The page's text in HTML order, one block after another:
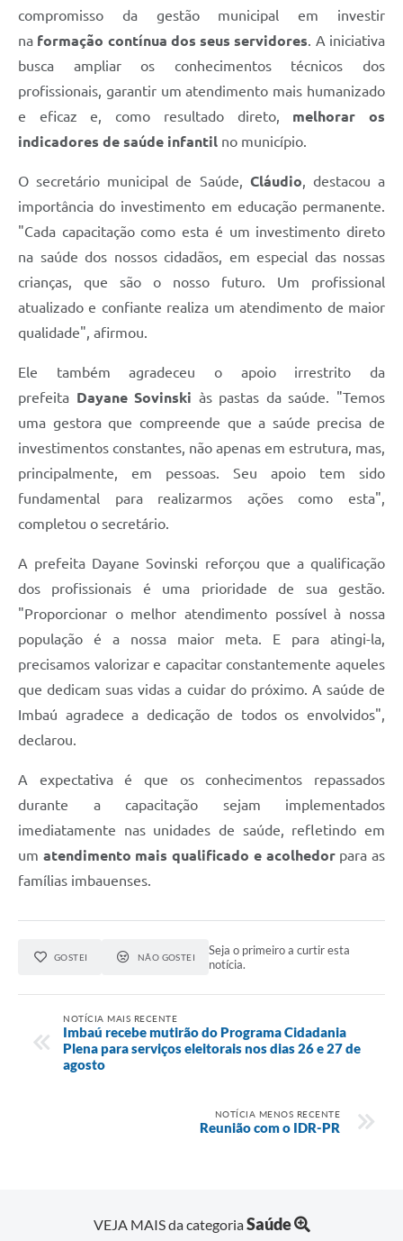
compromisso da gestão municipal em investir
na formação contínua dos seus servidores. A iniciativa
busca ampliar os conhecimentos técnicos dos
profissionais, garantir um atendimento mais humanizado
e eficaz e, como resultado direto, melhorar os
indicadores de saúde infantil no município.
O secretário municipal de Saúde, Cláudio, destacou a
importância do investimento em educação permanente.
"Cada capacitação como esta é um investimento direto
na saúde dos nossos cidadãos, em especial das nossas
crianças, que são o nosso futuro. Um profissional
atualizado e confiante realiza um atendimento de maior
qualidade", afirmou.
Ele também agradeceu o apoio irrestrito da
prefeita Dayane Sovinski às pastas da saúde. "Temos
uma gestora que compreende que a saúde precisa de
investimentos constantes, não apenas em estrutura, mas,
principalmente, em pessoas. Seu apoio tem sido
fundamental para realizarmos ações como esta",
completou o secretário.
A prefeita Dayane Sovinski reforçou que a qualificação
dos profissionais é uma prioridade de sua gestão.
"Proporcionar o melhor atendimento possível à nossa
população é a nossa maior meta. E para atingi-la,
precisamos valorizar e capacitar constantemente aqueles
que dedicam suas vidas a cuidar do próximo. A saúde de
Imbaú agradece a dedicação de todos os envolvidos",
declarou.
A expectativa é que os conhecimentos repassados
durante a capacitação sejam implementados
imediatamente nas unidades de saúde, refletindo em
um atendimento mais qualificado e acolhedorpara as
famílias imbauenses.
GOSTEI NÃO GOSTEI
Seja o primeiro a curtir esta
notícia.
NOTÍCIA MAIS RECENTE
Imbaú recebe mutirão do Programa Cidadania
Plena para serviços eleitorais nos dias 26 e 27 de
agosto
NOTÍCIA MENOS RECENTE
Reunião com o IDR-PR
VEJA MAIS da categoriaSaúde